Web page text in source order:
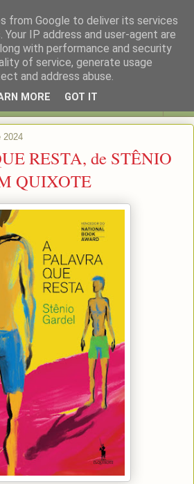
2024
RESTA, de STÊNIO
QUIXOTE
from Google to deliver its services
IP address and user-agent are
with performance and security
of service, generate usage
and address abuse.
MORE GOT IT